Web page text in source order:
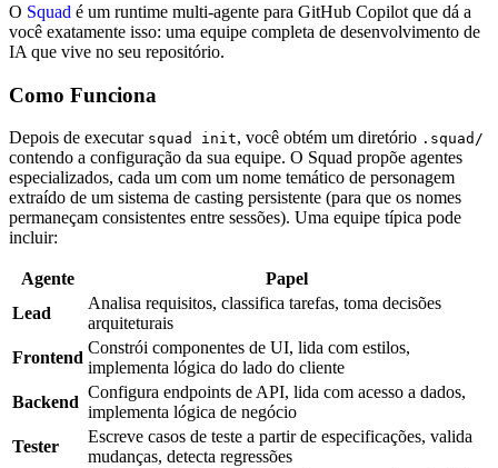
O Squad é um runtime multi-agente para GitHub Copilot que dá a
você exatamente isso: uma equipe completa de desenvolvimento de
IA que vive no seu repositório.
Como Funciona
Depois de executar squad init, você obtém um diretório .squad/
contendo a configuração da sua equipe. O Squad propõe agentes
especializados, cada um com um nome temático de personagem
extraído de um sistema de casting persistente (para que os nomes
permaneçam consistentes entre sessões). Uma equipe típica pode
incluir:
Agente
Papel
Lead
Analisa requisitos, classifica tarefas, toma decisões
arquiteturais
Frontend
Constrói componentes de UI, lida com estilos,
implementa lógica do lado do cliente
Backend
Configura endpoints de API, lida com acesso a dados,
implementa lógica de negócio
Tester
Escreve casos de teste a partir de especificações, valida
mudanças, detecta regressões